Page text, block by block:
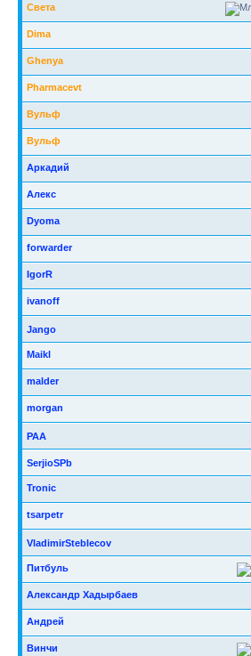
Света
Dima
Ghenya
Pharmacevt
Вульф
Вульф
Аркадий
Алекс
Dyoma
forwarder
IgorR
ivanoff
Jango
Maikl
malder
morgan
РАА
SerjioSPb
Tronic
tsarpetr
VladimirSteblecov
Питбуль
Александр Хадырбаев
Андрей
Винчи